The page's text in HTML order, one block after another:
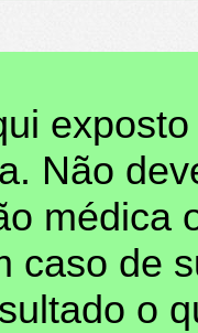
Não
médica
caso de
o